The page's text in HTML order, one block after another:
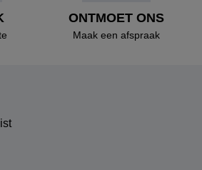
ONTMOET ONS
Maak een afspraak